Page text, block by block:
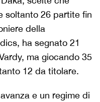
soltanto 26 partite fin
della
ha segnato 21
ma giocando 35
12 da titolare.
e un regime di